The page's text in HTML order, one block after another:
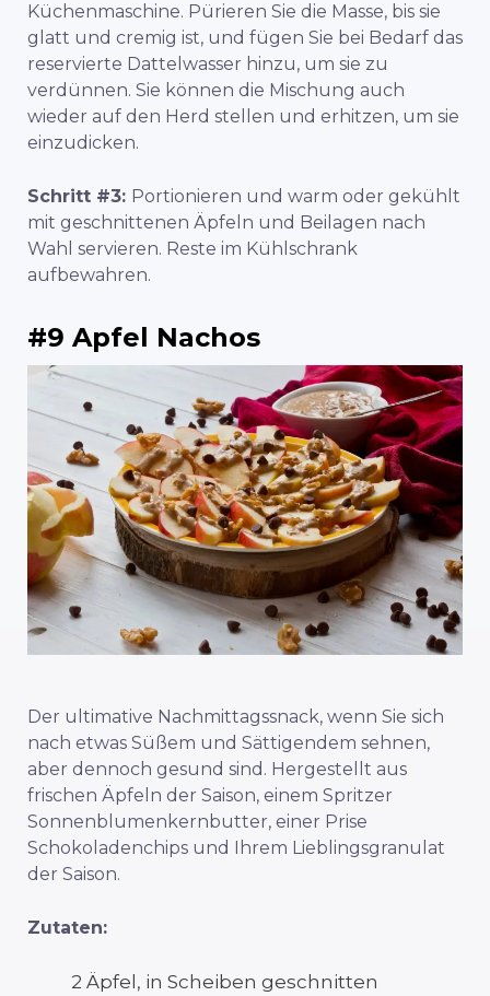
Küchenmaschine. Pürieren Sie die Masse, bis sie
glatt und cremig ist, und fügen Sie bei Bedarf das
reservierte Dattelwasser hinzu, um sie zu
verdünnen. Sie können die Mischung auch
wieder auf den Herd stellen und erhitzen, um sie
einzudicken.
Schritt #3: Portionieren und warm oder gekühlt
mit geschnittenen Äpfeln und Beilagen nach
Wahl servieren. Reste im Kühlschrank
aufbewahren.
#9 Apfel Nachos
Der ultimative Nachmittagssnack, wenn Sie sich
nach etwas Süßem und Sättigendem sehnen,
aber dennoch gesund sind. Hergestellt aus
frischen Äpfeln der Saison, einem Spritzer
Sonnenblumenkernbutter, einer Prise
Schokoladenchips und Ihrem Lieblingsgranulat
der Saison.
Zutaten:
2 Äpfel, in Scheiben geschnitten